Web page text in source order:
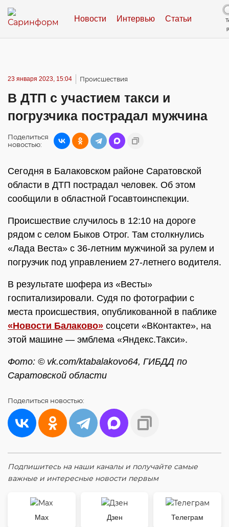
Новости Интервью Статьи
23 января 2023, 15:04 Происшествия
В ДТП с участием такси и
погрузчика пострадал мужчина
Поделиться
новостью:
Сегодня в Балаковском районе Саратовской
области в ДТП пострадал человек. Об этом
сообщили в областной Госавтоинспекции.
Происшествие случилось в 12:10 на дороге
рядом с селом Быков Отрог. Там столкнулись
«Лада Веста» с 36-летним мужчиной за рулем и
погрузчик под управлением 27-летнего водителя.
В результате шофера из «Весты»
госпитализировали. Судя по фотографии с
места происшествия, опубликованной в паблике
«Новости Балаково» соцсети «ВКонтакте», на
этой машине — эмблема «Яндекс.Такси».
Фото: © vk.com/ktabalakovo64, ГИБДД по
Саратовской области
Поделиться новостью:
Подпишитесь на наши каналы и получайте самые
важные и интересные новости первым
Max Дзен Телеграм